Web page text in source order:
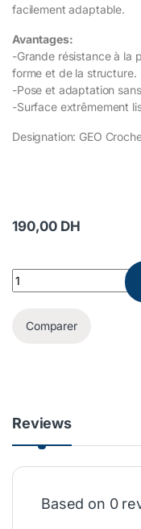
facilement adaptable.
Avantages:
-Grande résistance à la
forme et de la structure.
-Pose et adaptation
-Surface extrêmement
Designation: GEO
190,00 DH
GEO Crochets
Comparer
Reviews
Based on 0